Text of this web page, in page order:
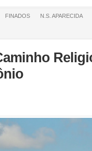
FINADOS N.S. APARECIDA